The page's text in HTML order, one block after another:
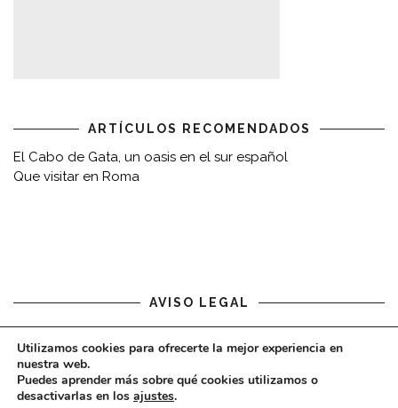
ARTÍCULOS RECOMENDADOS
El Cabo de Gata, un oasis en el sur español
Que visitar en Roma
AVISO LEGAL
Aviso legal
Utilizamos cookies para ofrecerte la mejor experiencia en
nuestra web.
Puedes aprender más sobre qué cookies utilizamos o
desactivarlas en los ajustes.